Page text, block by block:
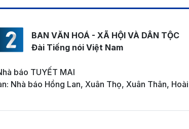
BAN VĂN HOÁ - XÃ HỘI VÀ DÂN TỘC
Đài Tiếng nói Việt Nam
báo TUYẾT MAI
Nhà báo Hồng Lan, Xuân Thọ, Xuân Thân, Hoài